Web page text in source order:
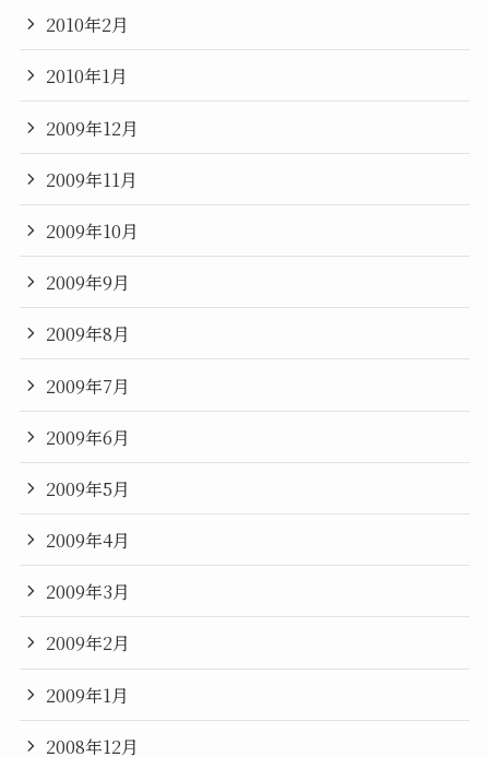
2010年2月
2010年1月
2009年12月
2009年11月
2009年10月
2009年9月
2009年8月
2009年7月
2009年6月
2009年5月
2009年4月
2009年3月
2009年2月
2009年1月
2008年12月